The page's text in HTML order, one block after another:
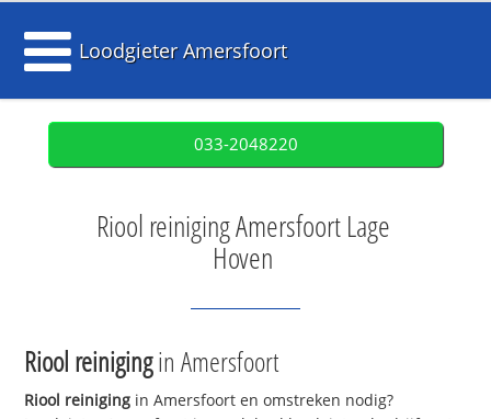
Loodgieter Amersfoort
033-2048220
Riool reiniging Amersfoort Lage
Hoven
Riool reinigingin Amersfoort
Riool reiniging in Amersfoort en omstreken nodig?